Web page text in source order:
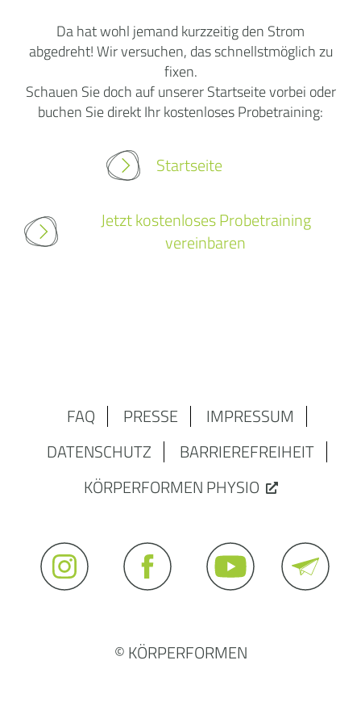
Da hat wohl jemand kurzzeitig den Strom
abgedreht! Wir versuchen, das schnellstmöglich zu
fixen.
Schauen Sie doch auf unserer Startseite vorbei oder
buchen Sie direkt Ihr kostenloses Probetraining:
Startseite
Jetzt kostenloses Probetraining
vereinbaren
FAQ PRESSE
IMPRESSUM
DATENSCHUTZ
BARRIEREFREIHEIT
KÖRPERFORMEN PHYSIO
© KÖRPERFORMEN